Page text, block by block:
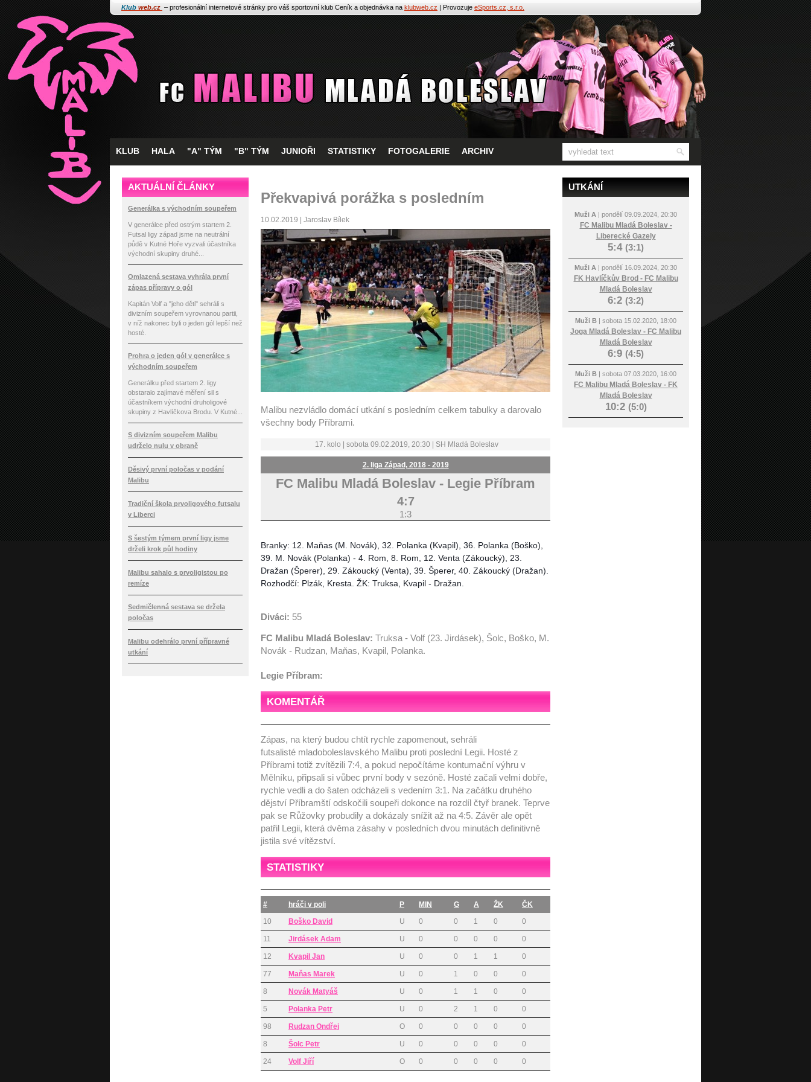
Klub web.cz – profesionální internetové stránky pro váš sportovní klub Ceník a objednávka na klubweb.cz | Provozuje eSports.cz, s.r.o.
KLUB HALA "A" TÝM "B" TÝM JUNIOŘI STATISTIKY FOTOGALERIE ARCHIV
Překvapivá porážka s posledním
10.02.2019 | Jaroslav Bílek
Malibu nezvládlo domácí utkání s posledním celkem tabulky a darovalo
všechny body Příbrami.
17. kolo | sobota 09.02.2019, 20:30 | SH Mladá Boleslav
2. liga Západ, 2018 - 2019
FC Malibu Mladá Boleslav - Legie Příbram
4:7
1:3
Branky: 12. Maňas (M. Novák), 32. Polanka (Kvapil), 36. Polanka (Boško),
39. M. Novák (Polanka) - 4. Rom, 8. Rom, 12. Venta (Zákoucký), 23.
Dražan (Šperer), 29. Zákoucký (Venta), 39. Šperer, 40. Zákoucký (Dražan).
Rozhodčí: Plzák, Kresta. ŽK: Truksa, Kvapil - Dražan.
Diváci: 55
FC Malibu Mladá Boleslav: Truksa - Volf (23. Jirdásek), Šolc, Boško, M.
Novák - Rudzan, Maňas, Kvapil, Polanka.
Legie Příbram:
KOMENTÁŘ
Zápas, na který budou chtít rychle zapomenout, sehráli
futsalisté mladoboleslavského Malibu proti poslední Legii. Hosté z
Příbrami totiž zvítězili 7:4, a pokud nepočítáme kontumační výhru v
Mělníku, připsali si vůbec první body v sezóně. Hosté začali velmi dobře,
rychle vedli a do šaten odcházeli s vedením 3:1. Na začátku druhého
dějství Příbramští odskočili soupeři dokonce na rozdíl čtyř branek. Teprve
pak se Růžovky probudily a dokázaly snížit až na 4:5. Závěr ale opět
patřil Legii, která dvěma zásahy v posledních dvou minutách definitivně
jistila své vítězství.
STATISTIKY
# hráči v poli P MIN G A ŽK
ČK
10
Boško David U 0 0 1 0 0
11 Jirdásek Adam U 0 0 0 0 0
12 Kvapil Jan U 0 0 1 1 0
77 Maňas Marek U 0 1 0 0 0
8 Novák Matyáš U 0 1 1 0 0
5 Polanka Petr U 0 2 1 0 0
98 Rudzan Ondřej O 0 0 0 0 0
8 Šolc Petr U 0 0 0 0 0
24 Volf Jiří O 0 0 0 0 0
AKTUÁLNÍ ČLÁNKY
Generálka s východním soupeřem
V generálce před ostrým startem 2.
Futsal ligy západ jsme na neutrální
půdě v Kutné Hoře vyzvali účastníka
východní skupiny druhé...
Omlazená sestava vyhrála první
zápas přípravy o gól
Kapitán Volf a "jeho děti" sehráli s
divizním soupeřem vyrovnanou partii,
v níž nakonec byli o jeden gól lepší než
hosté.
Prohra o jeden gól v generálce s
východním soupeřem
Generálku před startem 2. ligy
obstaralo zajímavé měření sil s
účastníkem východní druholigové
skupiny z Havlíčkova Brodu. V Kutné...
S divizním soupeřem Malibu
udrželo nulu v obraně
Děsivý první poločas v podání
Malibu
Tradiční škola prvoligového futsalu
v Liberci
S šestým týmem první ligy jsme
drželi krok půl hodiny
Malibu sahalo s prvoligistou po
remíze
Sedmičlenná sestava se držela
poločas
Malibu odehrálo první přípravné
utkání
UTKÁNÍ
Muži A | pondělí 09.09.2024, 20:30
FC Malibu Mladá Boleslav -
Liberecké Gazely
5:4 (3:1)
Muži A | pondělí 16.09.2024, 20:30
FK Havlíčkův Brod - FC Malibu
Mladá Boleslav
6:2 (3:2)
Muži B | sobota 15.02.2020, 18:00
Joga Mladá Boleslav - FC Malibu
Mladá Boleslav
6:9 (4:5)
Muži B | sobota 07.03.2020, 16:00
FC Malibu Mladá Boleslav - FK
Mladá Boleslav
10:2 (5:0)